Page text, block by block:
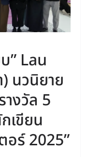
” Lau
) นวนิยาย
งวัล 5
เขียน
ร์ 2025”